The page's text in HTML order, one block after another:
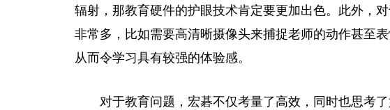
辐射，那教育硬件的护眼技术肯定要更加出色。此外，
非常多，比如需要高清晰摄像头来捕捉老师的动作甚至
从而令学习 具有较强的体验感。
对于教育问题，宏碁不仅考量了高效，同时也思考